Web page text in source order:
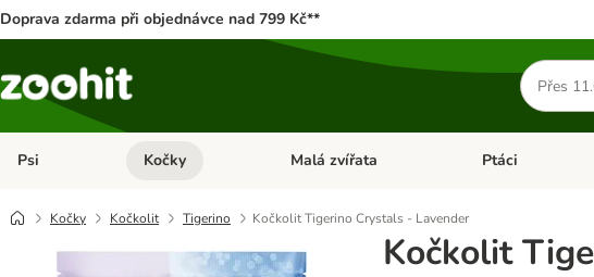
Doprava zdarma při objednávce nad 799 Kč**
Hledat
produkty
Psi Otevřít menu: Psi
Kočky Otevřít menu: Kočky
Malá zvířata Otevřít menu:
Ptáci
Kočky Kočkolit Tigerino Kočkolit Tigerino Crystals - Lavender
Kočkolit